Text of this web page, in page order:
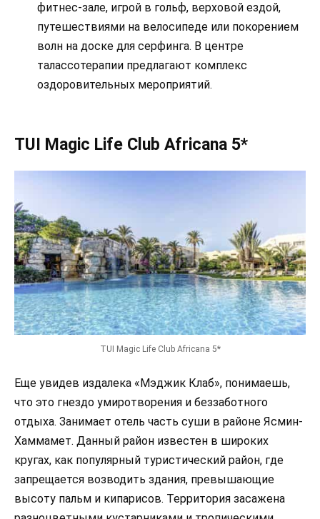
фитнес-зале, игрой в гольф, верховой ездой,
путешествиями на велосипеде или покорением
волн на доске для серфинга. В центре
талассотерапии предлагают комплекс
оздоровительных мероприятий.
TUI Magic Life Club Africana 5*
TUI Magic Life Club Africana 5*
Еще увидев издалека «Мэджик Клаб», понимаешь,
что это гнездо умиротворения и беззаботного
отдыха. Занимает отель часть суши в районе Ясмин-
Хаммамет. Данный район известен в широких
кругах, как популярный туристический район, где
запрещается возводить здания, превышающие
высоту пальм и кипарисов. Территория засажена